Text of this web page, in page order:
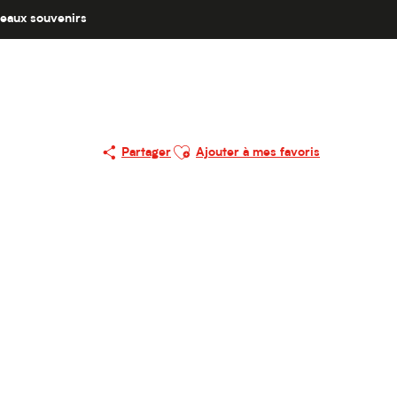
souvenirs
Partager
Ajouter aux favoris
Ajouter à mes favoris